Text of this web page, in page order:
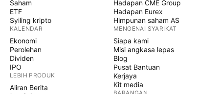
Saham
ETF
Syiling kripto
KALENDAR
Ekonomi
Perolehan
Dividen
IPO
LEBIH PRODUK
Aliran Berita
Hadapan CME Group
Hadapan Eurex
Himpunan saham AS
MENGENAI SYARIKAT
Siapa kami
Misi angkasa lepas
Blog
Pusat Bantuan
Kerjaya
Kit media